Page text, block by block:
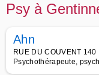
Psy à
Ahn
RUE DU COUVENT
Psychothérapeute,